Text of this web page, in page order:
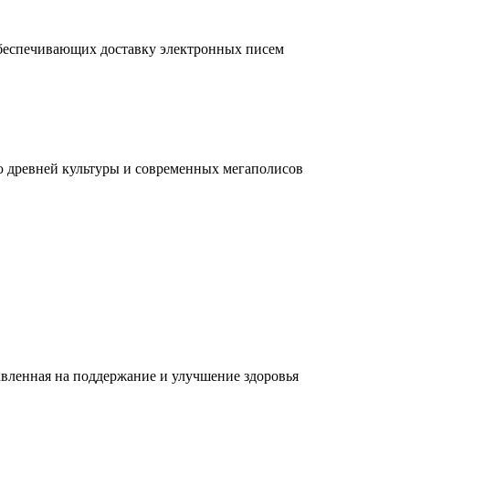
доставку электронных писем
культуры и современных мегаполисов
на поддержание и улучшение здоровья